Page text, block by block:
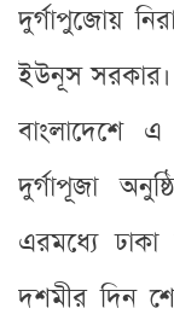
দুর্গাপুজোয়
ইউনূস সরকার।
বাংলাদেশে
দুর্গাপূজা
এরমধ্যে
দশমীর দিন